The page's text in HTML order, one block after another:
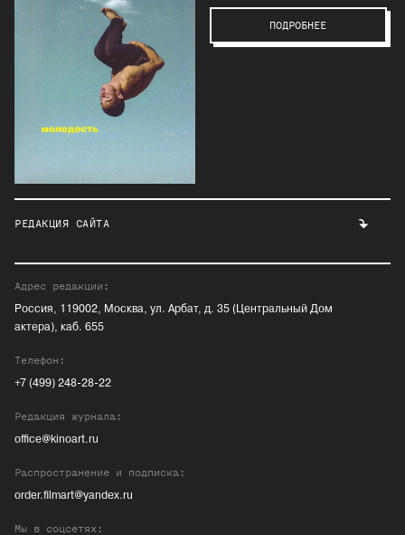
ПОДРОБНЕЕ
РЕДАКЦИЯ САЙТА
Адрес редакции:
Россия, 119002, Москва, ул. Арбат, д. 35 (Центральный Дом
актера), каб. 655
Телефон:
+7 (499) 248-28-22
Редакция журнала:
office@kinoart.ru
Распространение и подписка:
order.filmart@yandex.ru
Мы в соцсетях: